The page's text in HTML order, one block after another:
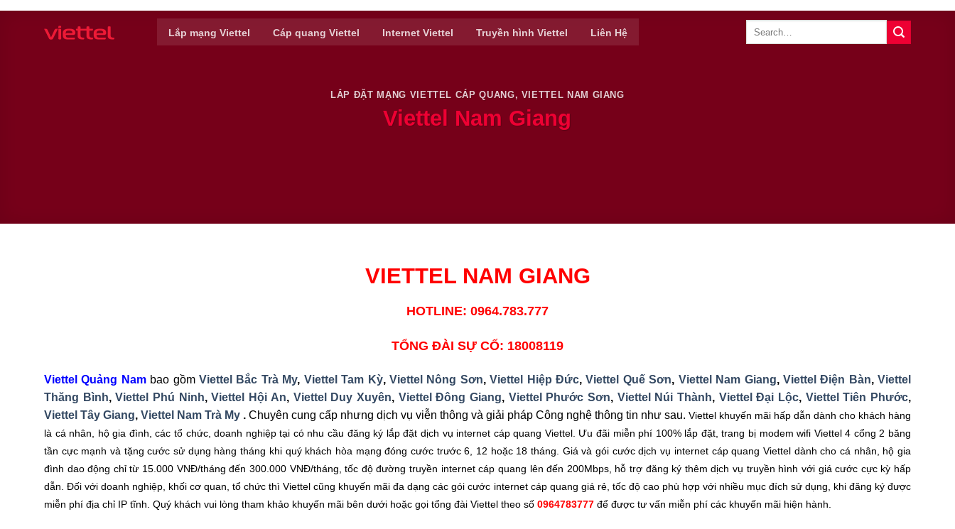
Skip
Lắp mạng Viettel Cáp quang Viettel Internet Viettel Truyền hình Viettel Liên Hệ
LẮP ĐẶT MẠNG VIETTEL CÁP QUANG, VIETTEL NAM GIANG
Viettel Nam Giang
VIETTEL NAM GIANG
HOTLINE: 0964.783.777
TỔNG ĐÀI SỰ CỐ: 18008119
Viettel Quảng Nambao gồmViettel Bắc Trà My, Viettel Tam Kỳ, Viettel Nông Sơn,Viettel Hiệp Đức,Viettel Quế Sơn, Viettel Nam Giang, Viettel Điện Bàn,Viettel
Thăng Bình,Viettel Phú Ninh,Viettel Hội An, Viettel Duy Xuyên, Viettel Đông Giang, Viettel Phước Sơn, Viettel Núi Thành, Viettel Đại Lộc, Viettel Tiên Phước,
Viettel Tây Giang, Viettel Nam Trà My . Chuyên cung cấp nhưng dịch vụ viễn thông và giải pháp Công nghệ thông tin như sau. Viettel khuyến mãi hấp dẫn dành cho khách hàng
là cá nhân, hộ gia đình, các tổ chức, doanh nghiệp tại có nhu cầu đăng ký lắp đặt dịch vụ internet cáp quang Viettel. Ưu đãi miễn phí 100% lắp đặt, trang bị modem wifi Viettel 4 cổng 2 băng
tần cực mạnh và tặng cước sử dụng hàng tháng khi quý khách hòa mạng đóng cước trước 6, 12 hoặc 18 tháng. Giá và gói cước dịch vụ internet cáp quang Viettel dành cho cá nhân, hộ gia
đình dao động chỉ từ 15.000 VNĐ/tháng đến 300.000 VNĐ/tháng, tốc độ đường truyền internet cáp quang lên đến 200Mbps, hỗ trợ đăng ký thêm dịch vụ truyền hình với giá cước cực kỳ hấp
dẫn. Đối với doanh nghiệp, khối cơ quan, tổ chức thì Viettel cũng khuyến mãi đa dạng các gói cước internet cáp quang giá rẻ, tốc độ cao phù hợp với nhiều mục đích sử dụng, khi đăng ký được
miễn phí địa chỉ IP tĩnh. Quý khách vui lòng tham khảo khuyến mãi bên dưới hoặc gọi tổng đài Viettel theo số 0964783777 để được tư vấn miễn phí các khuyến mãi hiện hành.